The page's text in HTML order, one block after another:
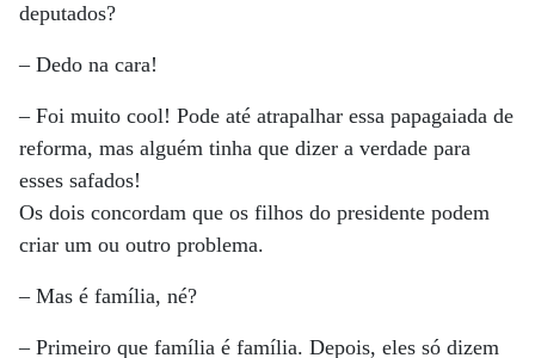
deputados?
– Dedo na cara!
– Foi muito cool! Pode até atrapalhar essa papagaiada de
reforma, mas alguém tinha que dizer a verdade para
esses safados!
Os dois concordam que os filhos do presidente podem
criar um ou outro problema.
– Mas é família, né?
– Primeiro que família é família. Depois, eles só dizem